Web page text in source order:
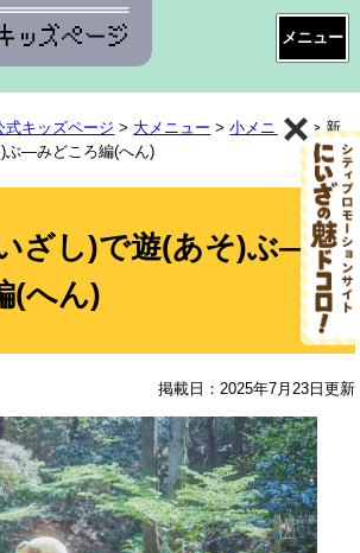
式キッズページ > 大メニュー >小メニュー>新
ぶ―みどころ編(へん)
ざし)で遊(あそ)ぶ―
(へん)
掲載日：2025年7月23日更新